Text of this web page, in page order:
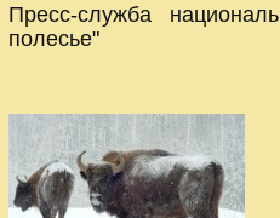
Пресс-служба
полесье"